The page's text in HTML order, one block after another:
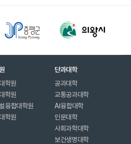
학원
학원
융합대학원
학원
단과대학
공과대학
교통공과대학
AI융합대학
인문대학
사회과학대학
보건생명대학